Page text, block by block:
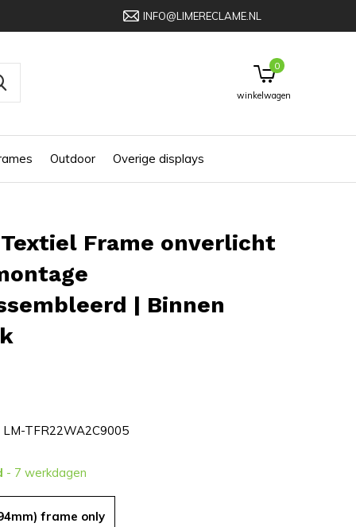
INFO@LIMERECLAME.NL
Outdoor Overige displays
winkelwagen
0
Frame onverlicht
| Binnen
LM-TFR22WA2C9005
- 7 werkdagen
frame only